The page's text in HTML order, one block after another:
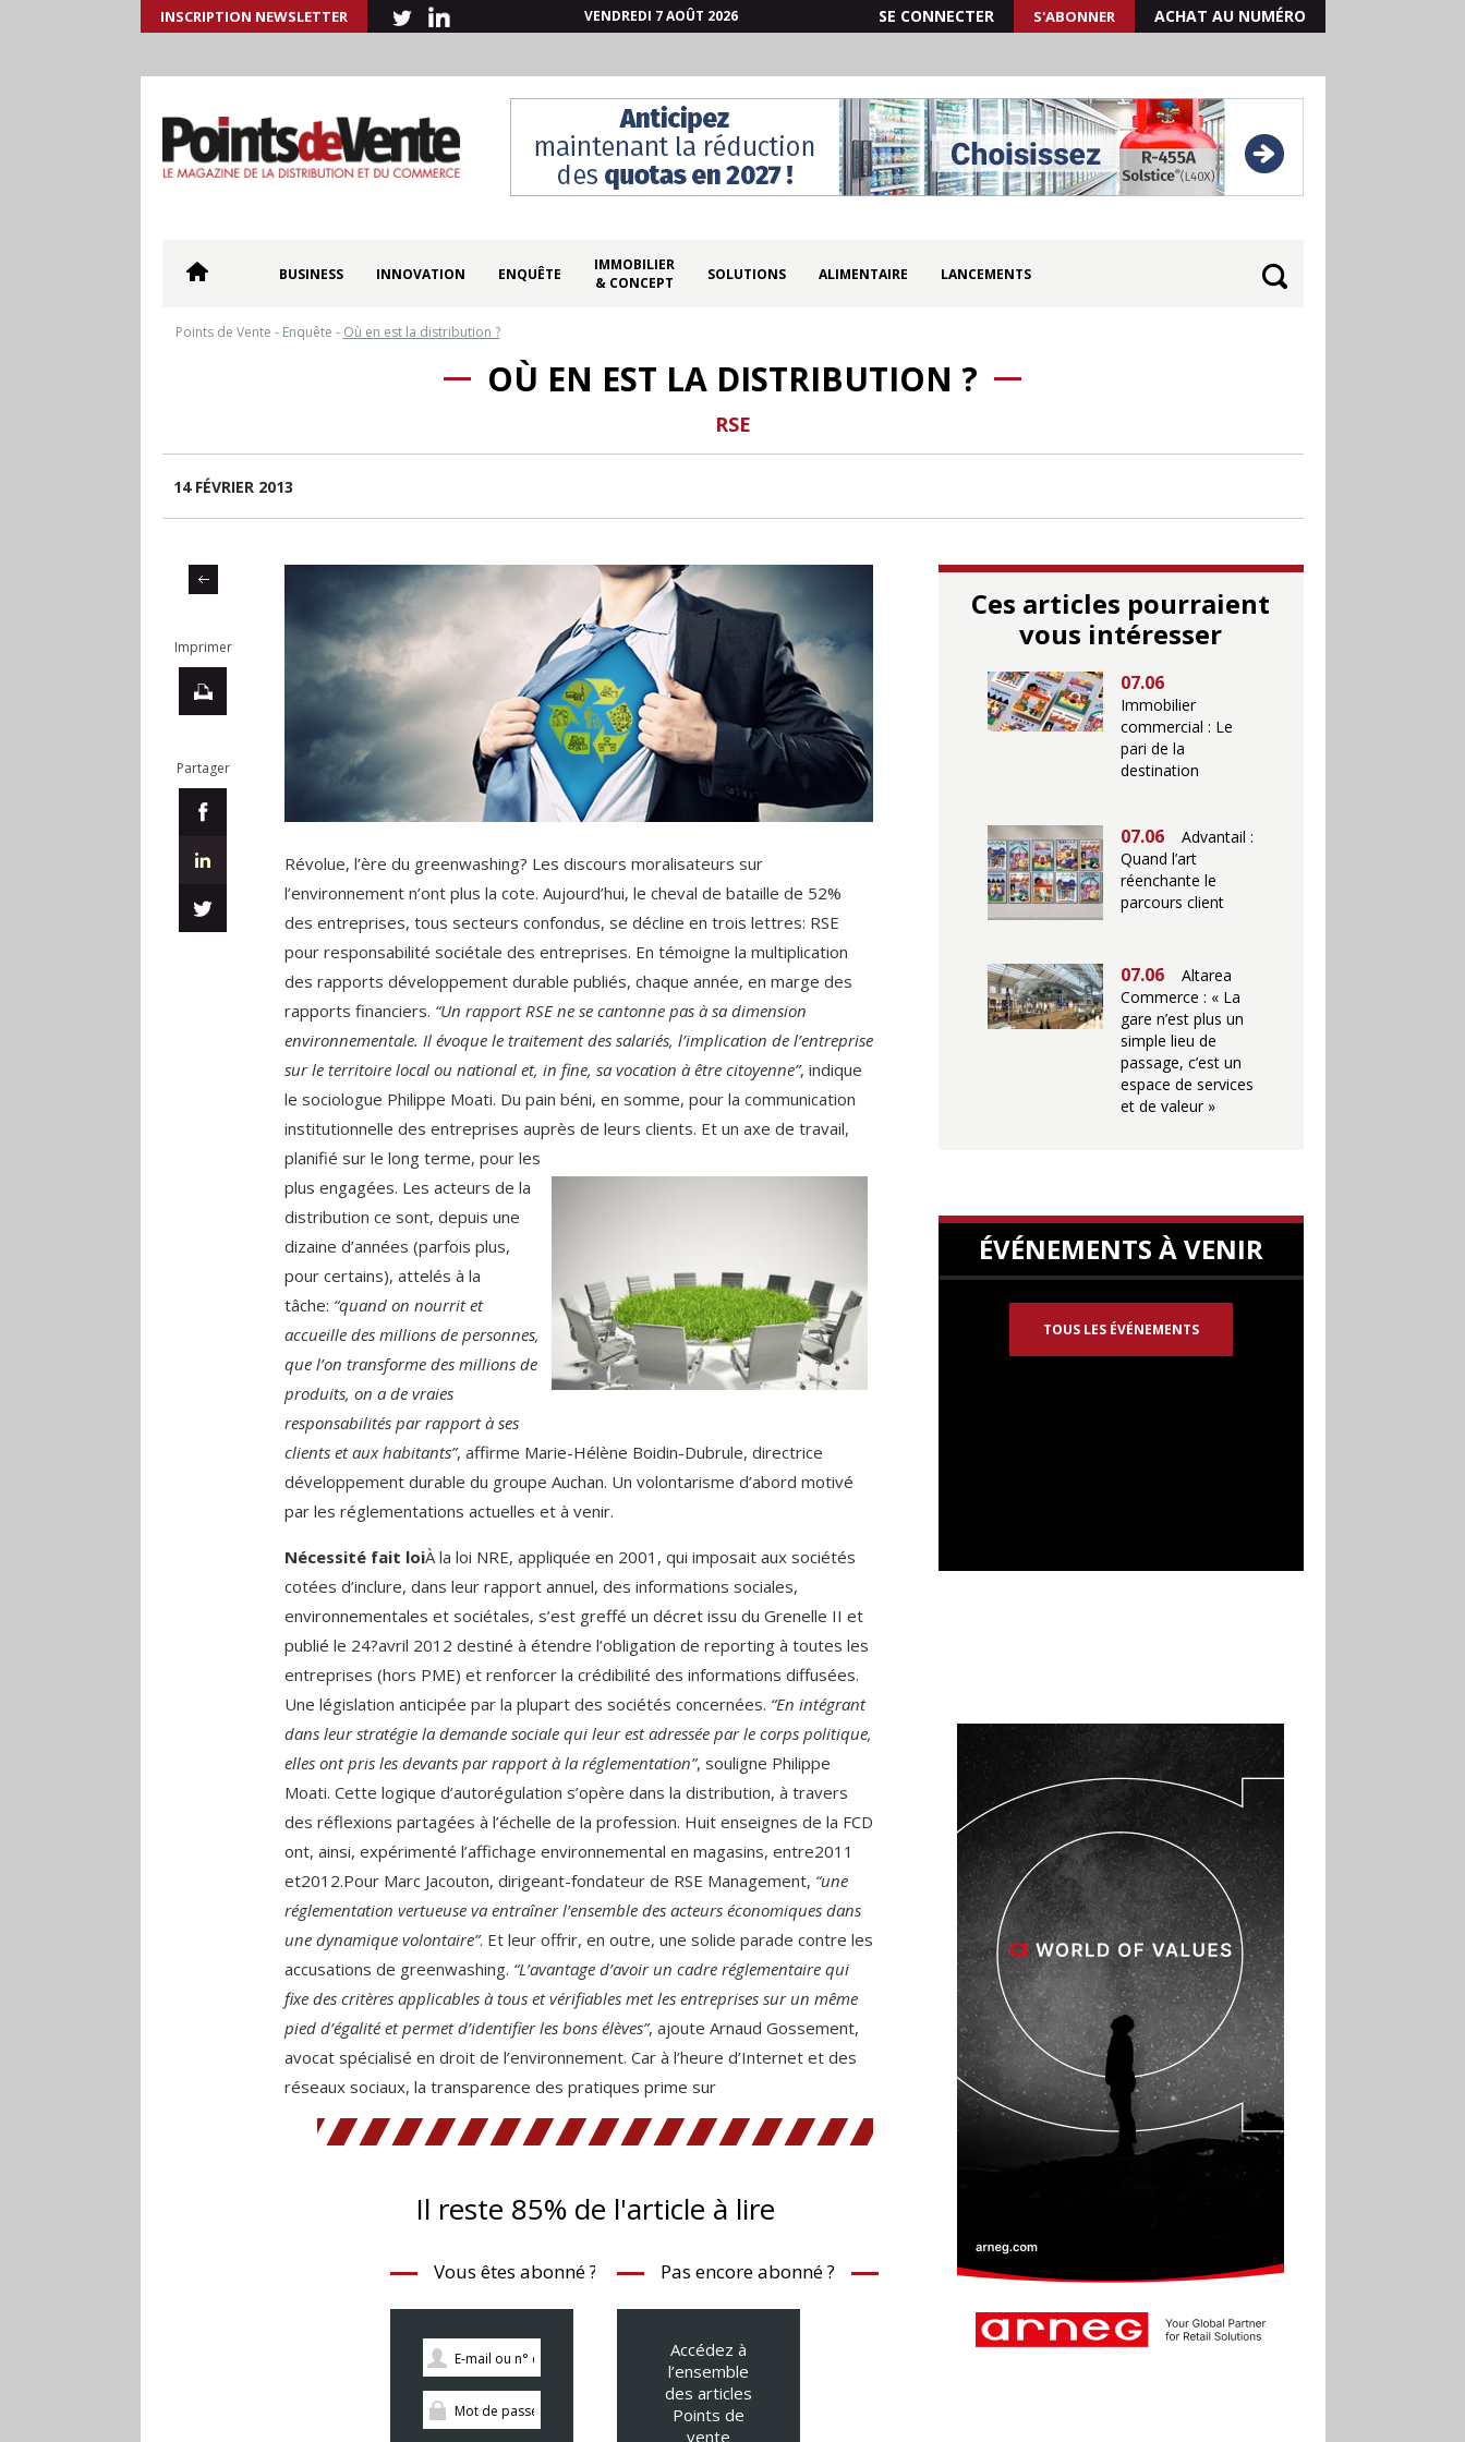
INSCRIPTION NEWSLETTER VENDREDI 7 AOÛT 2026 SE CONNECTER S'ABONNER ACHAT AU NUMÉRO
BUSINESS INNOVATION ENQUÊTE
IMMOBILIER
& CONCEPT
SOLUTIONS ALIMENTAIRE LANCEMENTS
Points de Vente - Enquête - Où en est la distribution ?
OÙ EN EST LA DISTRIBUTION ?
RSE
14 FÉVRIER 2013
Imprimer
Partager
Révolue, l’ère du greenwashing? Les discours moralisateurs sur
l’environnement n’ont plus la cote. Aujourd’hui, le cheval de bataille de 52%
des entreprises, tous secteurs confondus, se décline en trois lettres: RSE
pour responsabilité sociétale des entreprises. En témoigne la multiplication
des rapports développement durable publiés, chaque année, en marge des
rapports financiers. “Un rapport RSE ne se cantonne pas à sa dimension
environnementale. Il évoque le traitement des salariés, l’implication de l’entreprise
sur le territoire local ou national et, in fine, sa vocation à être citoyenne”, indique
le sociologue Philippe Moati. Du pain béni, en somme, pour la communication
institutionnelle des entreprises auprès de leurs clients. Et un axe de travail,
planifié sur le long terme, pour les
plus engagées. Les acteurs de la
distribution ce sont, depuis une
dizaine d’années (parfois plus,
pour certains), attelés à la
tâche: “quand on nourrit et
accueille des millions de personnes,
que l’on transforme des millions de
produits, on a de vraies
responsabilités par rapport à ses
clients et aux habitants”, affirme Marie-Hélène Boidin-Dubrule, directrice
développement durable du groupe Auchan. Un volontarisme d’abord motivé
par les réglementations actuelles et à venir.
Nécessité fait loiÀ la loi NRE, appliquée en 2001, qui imposait aux sociétés
cotées d’inclure, dans leur rapport annuel, des informations sociales,
environnementales et sociétales, s’est greffé un décret issu du Grenelle II et
publié le 24?avril 2012 destiné à étendre l’obligation de reporting à toutes les
entreprises (hors PME) et renforcer la crédibilité des informations diffusées.
Une législation anticipée par la plupart des sociétés concernées. “En intégrant
dans leur stratégie la demande sociale qui leur est adressée par le corps politique,
elles ont pris les devants par rapport à la réglementation”, souligne Philippe
Moati. Cette logique d’autorégulation s’opère dans la distribution, à travers
des réflexions partagées à l’échelle de la profession. Huit enseignes de la FCD
ont, ainsi, expérimenté l’affichage environnemental en magasins, entre2011
et2012.Pour Marc Jacouton, dirigeant-fondateur de RSE Management, “une
réglementation vertueuse va entraîner l’ensemble des acteurs économiques dans
une dynamique volontaire”. Et leur offrir, en outre, une solide parade contre les
accusations de greenwashing. “L’avantage d’avoir un cadre réglementaire qui
fixe des critères applicables à tous et vérifiables met les entreprises sur un même
pied d’égalité et permet d’identifier les bons élèves”, ajoute Arnaud Gossement,
avocat spécialisé en droit de l’environnement. Car à l’heure d’Internet et des
réseaux sociaux, la transparence des pratiques prime sur
Il reste 85% de l'article à lire
Vous êtes abonné ? Pas encore abonné ?
Accédez à
l’ensemble
des articles
Points de
vente
Ces articles pourraient
vous intéresser
07.06
Immobilier
commercial : Le
pari de la
destination
07.06
Advantail :
Quand l’art
réenchante le
parcours client
07.06
Altarea
Commerce : « La
gare n’est plus un
simple lieu de
passage, c’est un
espace de services
et de valeur »
ÉVÉNEMENTS À VENIR
TOUS LES ÉVÉNEMENTS